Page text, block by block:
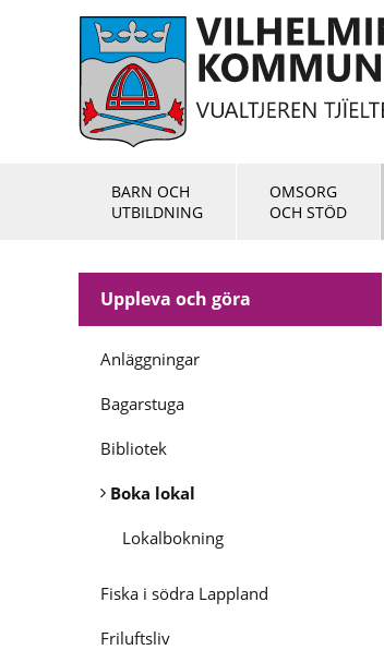
BARN OCH
UTBILDNING
OMSORG
OCH STÖD
Uppleva och göra
Anläggningar
Bagarstuga
Bibliotek
Boka lokal
Lokalbokning
Fiska i södra Lappland
Friluftsliv